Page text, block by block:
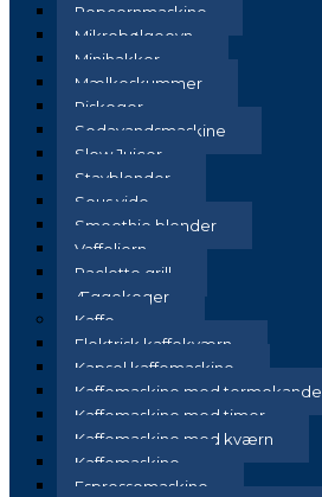
Popcornmaskine
Mikrobølgeovn
Minihakker
Mælkeskummer
Riskoger
Sodavandsmaskine
Slow Juicer
Stavblender
Sous vide
Smoothie blender
Vaffeljern
Raclette grill
Æggekoger
Kaffe
Elektrisk kaffekværn
Kapsel kaffemaskine
Kaffemaskine med termokande
Kaffemaskine med timer
Kaffemaskine med kværn
Kaffemaskine
Espressomaskine